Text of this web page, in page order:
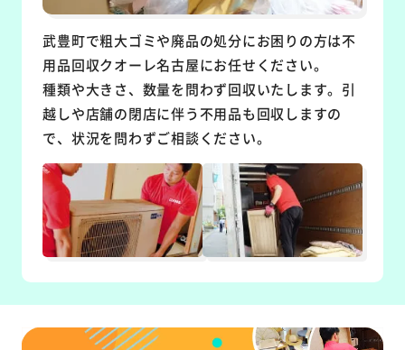
武豊町で粗大ゴミや廃品の処分にお困りの方は不
用品回収クオーレ名古屋にお任せください。
種類や大きさ、数量を問わず回収いたします。引
越しや店舗の閉店に伴う不用品も回収しますの
で、状況を問わずご相談ください。